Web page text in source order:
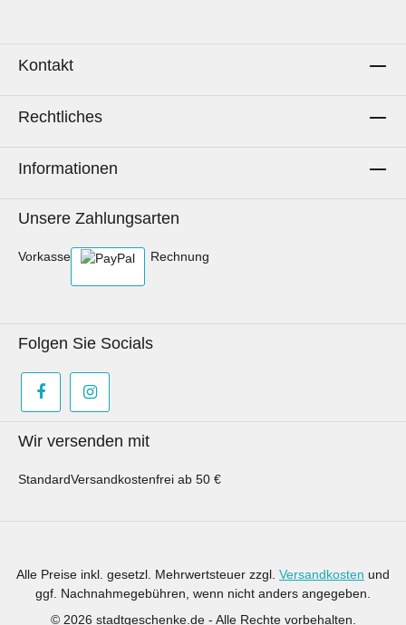
Kontakt
Rechtliches
Informationen
Unsere Zahlungsarten
Vorkasse Rechnung
Folgen Sie Socials
Wir versenden mit
StandardVersandkostenfrei ab 50 €
Alle Preise inkl. gesetzl. Mehrwertsteuer zzgl. Versandkosten und
ggf. Nachnahmegebühren, wenn nicht anders angegeben.
© 2026 stadtgeschenke.de - Alle Rechte vorbehalten.